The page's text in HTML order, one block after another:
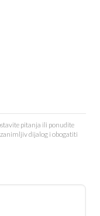
pitanja ili ponudite
dijalog i obogatiti